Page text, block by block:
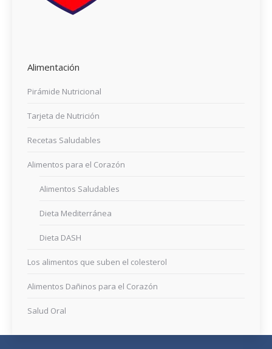
Alimentación
Pirámide Nutricional
Tarjeta de Nutrición
Recetas Saludables
Alimentos para el Corazón
Alimentos Saludables
Dieta Mediterránea
Dieta DASH
Los alimentos que suben el colesterol
Alimentos Dañinos para el Corazón
Salud Oral